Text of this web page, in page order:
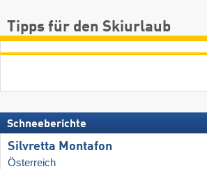
Tipps für den Skiurlaub
Schneeberichte
Silvretta Montafon
Österreich